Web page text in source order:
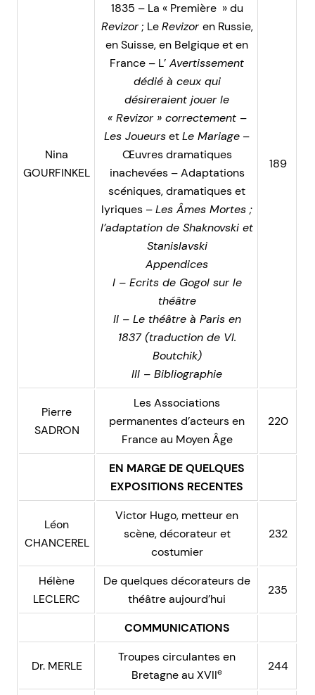
Nina
GOURFINKEL
1835 – La « Première » du
Revizor; LeRevizor en Russie,
en Suisse, en Belgique et en
France – L’ Avertissement
dédié à ceux qui
désireraient jouer le
« Revizor » correctement –
Les JoueursetLe Mariage –
Œuvres dramatiques
inachevées – Adaptations
scéniques, dramatiques et
lyriques –Les Âmes Mortes ;
l’adaptation de Shaknovski et
Stanislavski
Appendices
I – Ecrits de Gogol sur le
théâtre
II – Le théâtre à Paris en
1837 (traduction de Vl.
Boutchik)
III – Bibliographie
189
Pierre
SADRON
Les Associations
permanentes d’acteurs en
France au Moyen Âge
220
EN MARGE DE QUELQUES
EXPOSITIONS RECENTES
Léon
CHANCEREL
Victor Hugo, metteur en
scène, décorateur et
costumier
232
Hélène
LECLERC
De quelques décorateurs de
théâtre aujourd’hui
235
COMMUNICATIONS
Dr. MERLE
Troupes circulantes en
Bretagne au XVIIe 244